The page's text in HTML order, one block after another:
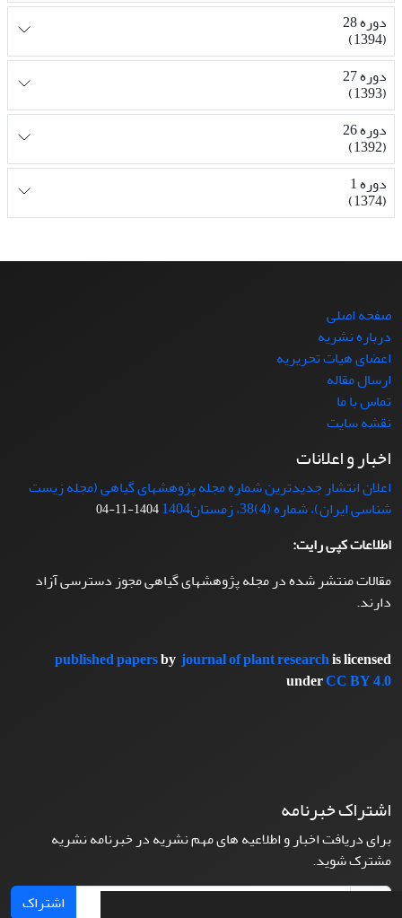
دوره 28
(1394)
دوره 27
(1393)
دوره 26
(1392)
دوره 1
(1374)
صفحه اصلی
درباره نشریه
اعضای هیات تحریریه
ارسال مقاله
تماس با ما
نقشه سایت
اخبار و اعلانات
اعلان انتشار جدیدترین شماره مجله پژوهشهای گیاهی (مجله زیست
شناسی ایران)، شماره (4)38، زمستان1404
1404-11-04
اطلاعات کپی رایت:
مقالات منتشر شده در مجله پژوهشهای گیاهی مجوز دسترسی آزاد
دارند.
published papersbyjournal of plant researchis licensed
underCC BY 4.0
اشتراک خبرنامه
برای دریافت اخبار و اطلاعیه های مهم نشریه در خبرنامه نشریه
مشترک شوید.
اشتراک